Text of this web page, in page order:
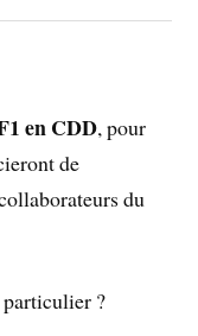
en CDD, pour
de
du
particulier ?